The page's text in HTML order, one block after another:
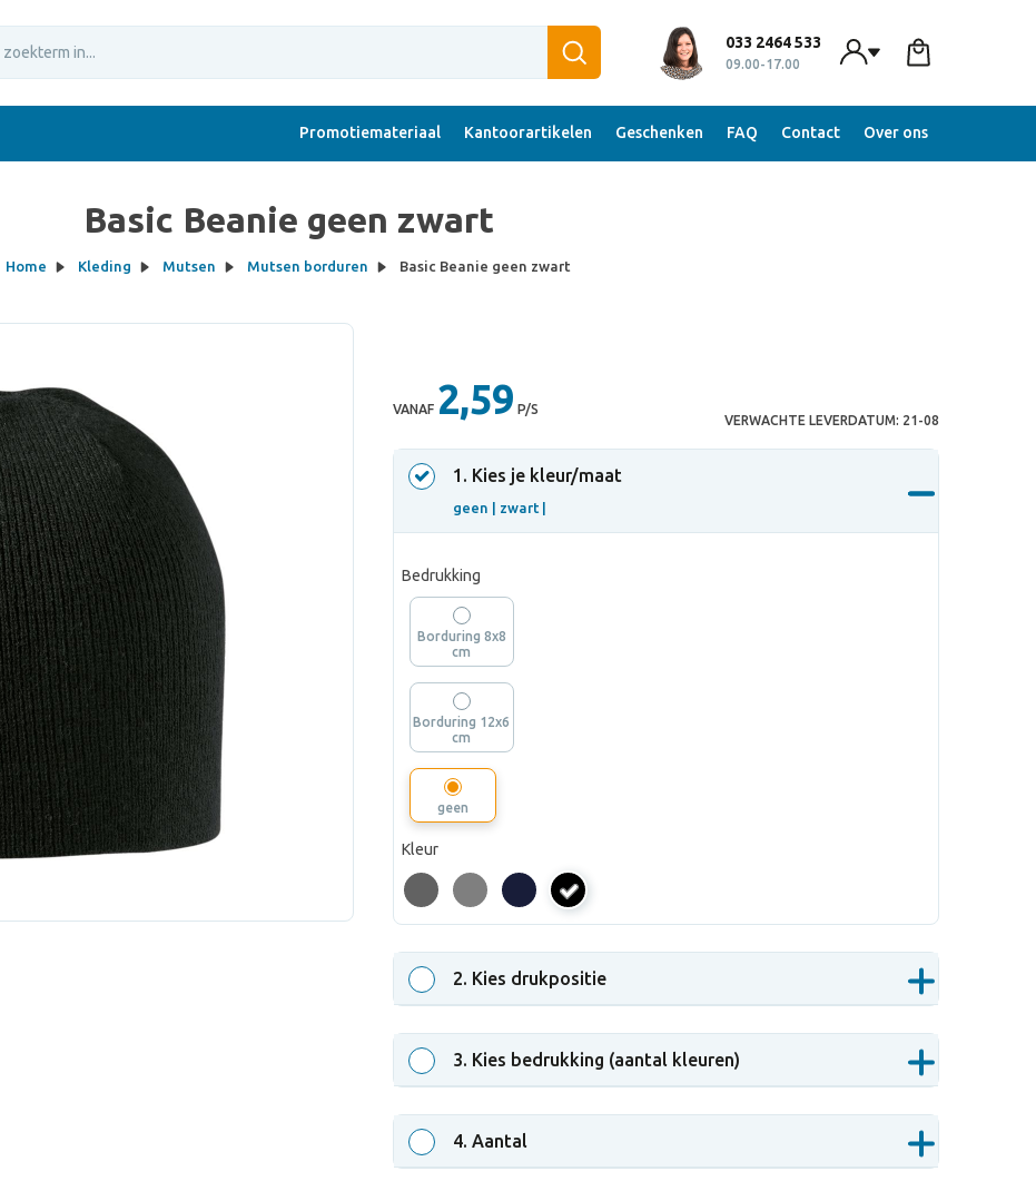
033 2464 533
09.00-17.00
Promotiemateriaal Kantoorartikelen Geschenken FAQ Contact Over ons
Basic Beanie geen zwart
Home Kleding Mutsen Mutsen borduren Basic Beanie geen zwart
VANAF 2,59 P/S
VERWACHTE LEVERDATUM: 21-08
1 . Kies je kleur/maat
geen | zwart |
Bedrukking
Borduring 8x8
cm
Borduring 12x6
cm
geen
Kleur
zwart
2. Kies drukpositie
3. Kies bedrukking (aantal kleuren)
4. Aantal